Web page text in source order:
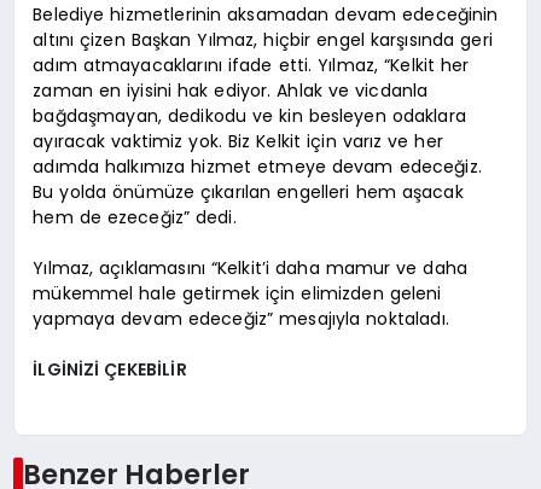
Belediye hizmetlerinin aksamadan devam edeceğinin
altını çizen Başkan Yılmaz, hiçbir engel karşısında geri
adım atmayacaklarını ifade etti. Yılmaz, “Kelkit her
zaman en iyisini hak ediyor. Ahlak ve vicdanla
bağdaşmayan, dedikodu ve kin besleyen odaklara
ayıracak vaktimiz yok. Biz Kelkit için varız ve her
adımda halkımıza hizmet etmeye devam edeceğiz.
Bu yolda önümüze çıkarılan engelleri hem aşacak
hem de ezeceğiz” dedi.
Yılmaz, açıklamasını “Kelkit’i daha mamur ve daha
mükemmel hale getirmek için elimizden geleni
yapmaya devam edeceğiz” mesajıyla noktaladı.
İLGİNİZİ ÇEKEBİLİR
Benzer Haberler